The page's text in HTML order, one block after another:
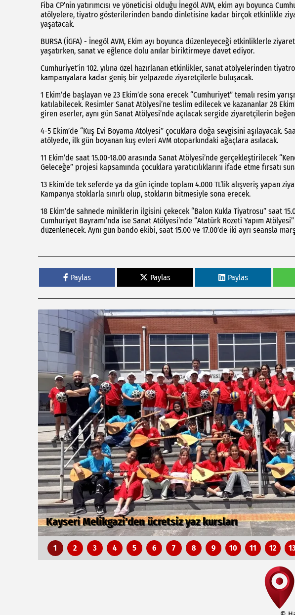
Fiba CP’nin yatırımcısı ve yöneticisi olduğu İnegöl AVM, ekim ayı boyunca
atölyelere, tiyatro gösterilerinden bando dinletisine kadar birçok etkinlikle
yaşatacak.
BURSA (İGFA) - İnegöl AVM, Ekim ayı boyunca düzenleyeceği etkinliklerle
yaşatırken, sanat ve eğlence dolu anılar biriktirmeye davet ediyor.
Cumhuriyet’in 102. yılına özel hazırlanan etkinlikler, sanat atölyelerinden
kampanyalara kadar geniş bir yelpazede ziyaretçilerle buluşacak.
1 Ekim’de başlayan ve 23 Ekim’de sona erecek “Cumhuriyet” temalı resim
katılabilecek. Resimler Sanat Atölyesi’ne teslim edilecek ve kazananlar 28
giren eserler, aynı gün Sanat Atölyesi’nde açılacak sergide ziyaretçilerin
4-5 Ekim’de “Kuş Evi Boyama Atölyesi” çocuklara doğa sevgisini aşılayacak.
atölyede, ilk gün boyanan kuş evleri AVM otoparkındaki ağaçlara asılacak.
11 Ekim’de saat 15.00-18.00 arasında Sanat Atölyesi’nde gerçekleştirilecek
Geleceğe” projesi kapsamında çocuklara yaratıcılıklarını ifade etme fırsatı
13 Ekim’de tek seferde ya da gün içinde toplam 4.000 TL’lik alışveriş yapan
Kampanya stoklarla sınırlı olup, stokların bitmesiyle sona erecek.
18 Ekim’de sahnede miniklerin ilgisini çekecek “Balon Kukla Tiyatrosu” saat
Cumhuriyet Bayramı’nda ise Sanat Atölyesi’nde “Atatürk Rozeti Yapım
düzenlenecek. Aynı gün bando ekibi, saat 15.00 ve 17.00’de iki ayrı seansla
Paylas Paylas Paylas
Kayseri Büyükşehir gökyüzü tutkunlarını Erciyes'te
1 2 3 4 5 6 7 8 9 10 11 12 13